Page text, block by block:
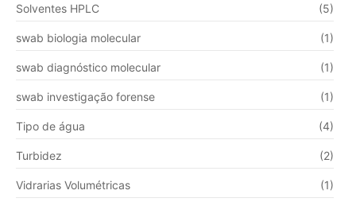
Solventes HPLC (5)
swab biologia molecular (1)
swab diagnóstico molecular (1)
swab investigação forense (1)
Tipo de água (4)
Turbidez (2)
Vidrarias Volumétricas (1)